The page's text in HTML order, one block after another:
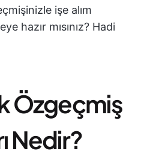
işe alım
hazır mısınız? Hadi
Özgeçmiş
Nedir?